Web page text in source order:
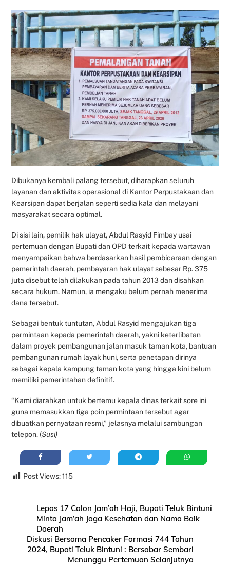
Dibukanya kembali palang tersebut, diharapkan seluruh
layanan dan aktivitas operasional di Kantor Perpustakaan dan
Kearsipan dapat berjalan seperti sedia kala dan melayani
masyarakat secara optimal.
Di sisi lain, pemilik hak ulayat, Abdul Rasyid Fimbay usai
pertemuan dengan Bupati dan OPD terkait kepada wartawan
menyampaikan bahwa berdasarkan hasil pembicaraan dengan
pemerintah daerah, pembayaran hak ulayat sebesar Rp. 375
juta disebut telah dilakukan pada tahun 2013 dan disahkan
secara hukum. Namun, ia mengaku belum pernah menerima
dana tersebut.
Sebagai bentuk tuntutan, Abdul Rasyid mengajukan tiga
permintaan kepada pemerintah daerah, yakni keterlibatan
dalam proyek pembangunan jalan masuk taman kota, bantuan
pembangunan rumah layak huni, serta penetapan dirinya
sebagai kepala kampung taman kota yang hingga kini belum
memiliki pemerintahan definitif.
“Kami diarahkan untuk bertemu kepala dinas terkait sore ini
guna memasukkan tiga poin permintaan tersebut agar
dibuatkan pernyataan resmi,” jelasnya melalui sambungan
telepon. (Susi)
Post Views: 115
Lepas 17 Calon Jam’ah Haji, Bupati Teluk Bintuni
Minta Jam’ah Jaga Kesehatan dan Nama Baik
Daerah
Diskusi Bersama Pencaker Formasi 744 Tahun
2024, Bupati Teluk Bintuni : Bersabar Sembari
Menunggu Pertemuan Selanjutnya